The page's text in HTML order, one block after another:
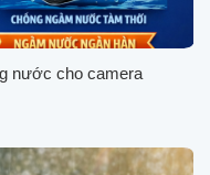
nước cho camera